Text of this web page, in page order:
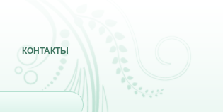
КОНТАКТЫ